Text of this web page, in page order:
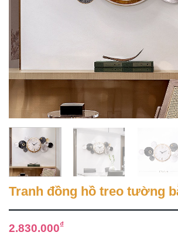
Tranh đồng hồ treo tường
2.830.000₫